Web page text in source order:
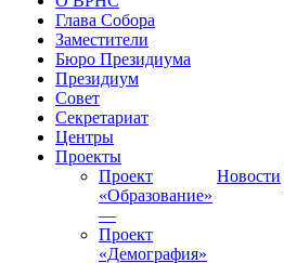
Глава Собора
Заместители
Бюро Президиума
Президиум
Совет
Секретариат
Центры
Проекты
Проект
«Образование»
—
Проект
«Демография»
Новости